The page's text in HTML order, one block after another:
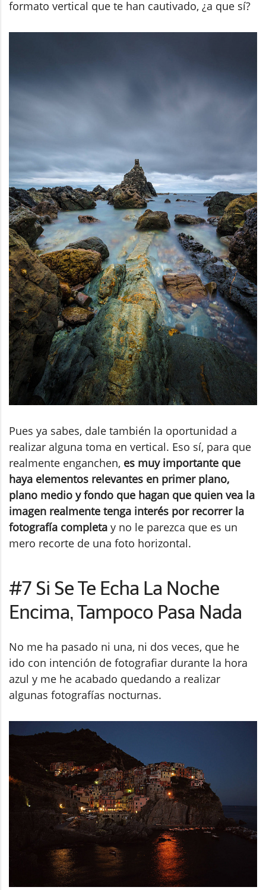
formato vertical que te han cautivado, ¿a que sí?
Pues ya sabes, dale también la oportunidad a
realizar alguna toma en vertical. Eso sí, para que
realmente enganchen, es muy importante que
haya elementos relevantes en primer plano,
plano medio y fondo que hagan que quien vea la
imagen realmente tenga interés por recorrer la
fotografía completa y no le parezca que es un
mero recorte de una foto horizontal.
#7 Si Se Te Echa La Noche
Encima, Tampoco Pasa Nada
No me ha pasado ni una, ni dos veces, que he
ido con intención de fotografiar durante la hora
azul y me he acabado quedando a realizar
algunas fotografías nocturnas.